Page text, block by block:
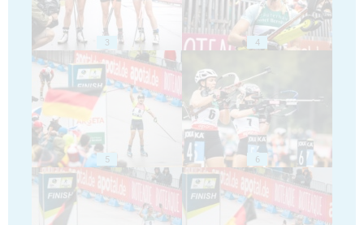
3 4
5 6